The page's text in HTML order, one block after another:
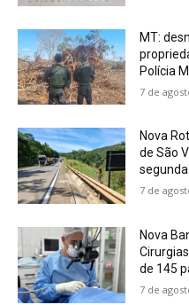
MT:
Polícia
7 de
Nova
de São
7 de
Nova
de 145
7 de